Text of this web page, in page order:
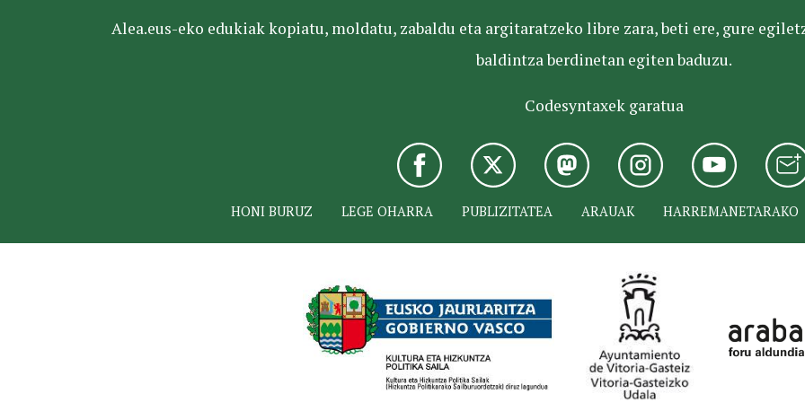
Alea.eus-eko edukiak kopiatu, moldatu, zabaldu eta argitaratzeko libre zara, beti ere, gure
baldintza berdinetan egiten baduzu.
Codesyntaxek garatua
HONI BURUZ LEGE OHARRA PUBLIZITATEA ARAUAK HARREMANETARAKO